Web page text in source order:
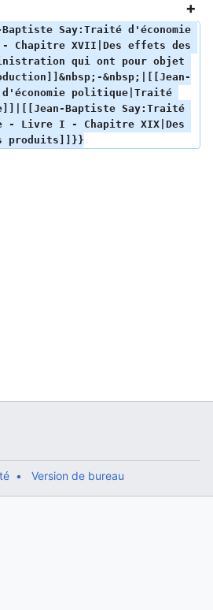
Say:Traité d'économie
XVII|Des effets des
qui ont pour objet
&nbsp;|[[Jean-
politique|Traité
Baptiste Say:Traité
- Livre I - Chapitre XIX|Des
produits]]}}
Version de bureau